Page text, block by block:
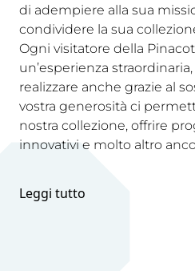
di adempiere alla sua
condividere la sua
Ogni visitatore della
un’esperienza
realizzare anche grazie al
vostra generosità ci
nostra collezione, offrire
innovativi e molto altro
Leggi tutto